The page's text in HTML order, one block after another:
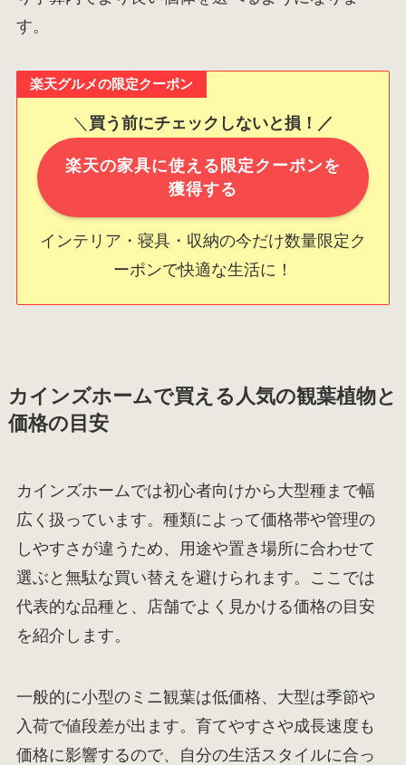
す。
楽天グルメの限定クーポン
＼ 買う前にチェックしないと損！／
楽天の家具に使える限定クーポンを
獲得する
インテリア・寝具・収納の今だけ数量限定ク
ーポンで快適な生活に！
カインズホームで買える人気の観葉植物と
価格の目安
カインズホームでは初心者向けから大型種まで幅
広く扱っています。種類によって価格帯や管理の
しやすさが違うため、用途や置き場所に合わせて
選ぶと無駄な買い替えを避けられます。ここでは
代表的な品種と、店舗でよく見かける価格の目安
を紹介します。
一般的に小型のミニ観葉は低価格、大型は季節や
入荷で値段差が出ます。育てやすさや成長速度も
価格に影響するので、自分の生活スタイルに合っ